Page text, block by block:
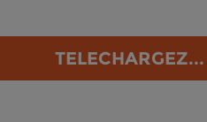
TELECHARGEZ...